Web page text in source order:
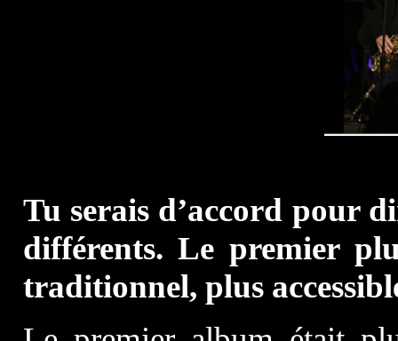
Tu serais d’accord pour
différents. Le premier
traditionnel, plus